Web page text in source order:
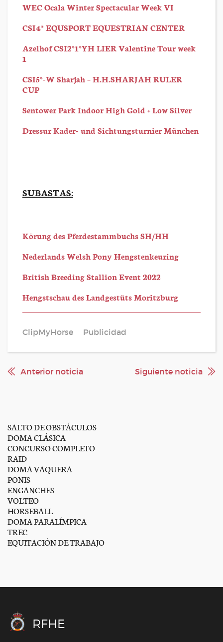
WEC Ocala Winter Spectacular Week VI
CSI4* EQUSPORT EQUESTRIAN CENTER
Azelhof CSI2*1*YH LIER Valentine Tour week
1
CSI5*-W Sharjah – H.H.SHARJAH RULER
CUP
Sentower Park Indoor High Gold + Low Silver
Dressur Kader- und Sichtungsturnier München
SUBASTAS:
Körung des Pferdestammbuchs SH/HH
Nederlands Welsh Pony Hengstenkeuring
British Breeding Stallion Event 2022
Hengstschau des Landgestüts Moritzburg
ClipMyHorse Publicidad
Anterior noticia Siguiente noticia
SALTO DE OBSTÁCULOS
DOMA CLÁSICA
CONCURSO COMPLETO
RAID
DOMA VAQUERA
PONIS
ENGANCHES
VOLTEO
HORSEBALL
DOMA PARALÍMPICA
TREC
EQUITACIÓN DE TRABAJO
RFHE